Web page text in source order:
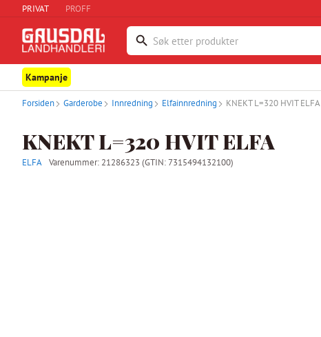
PRIVAT PROFF
Kampanje
Forsiden Garderobe Innredning Elfainnredning KNEKT L=320 HVIT ELFA
KNEKT L=320 HVIT ELFA
ELFA Varenummer: 21286323 (GTIN: 7315494132100)